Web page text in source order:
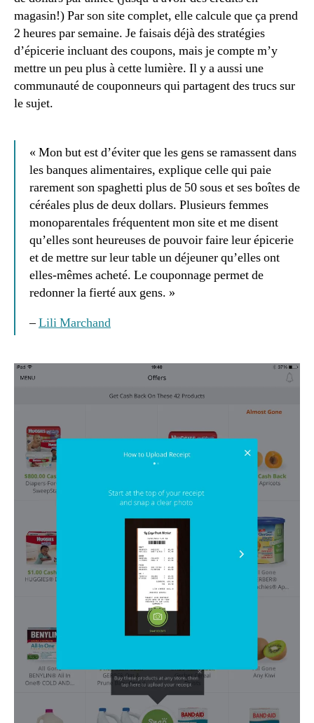
magasin!) Par son site complet, elle calcule que ça prend
2 heures par semaine. Je faisais déjà des stratégies
d’épicerie incluant des coupons, mais je compte m’y
mettre un peu plus à cette lumière. Il y a aussi une
communauté de couponneurs qui partagent des trucs sur
le sujet.
« Mon but est d’éviter que les gens se ramassent dans
les banques alimentaires, explique celle qui paie
rarement son spaghetti plus de 50 sous et ses boîtes de
céréales plus de deux dollars. Plusieurs femmes
monoparentales fréquentent mon site et me disent
qu’elles sont heureuses de pouvoir faire leur épicerie
et de mettre sur leur table un déjeuner qu’elles ont
elles-mêmes acheté. Le couponnage permet de
redonner la fierté aux gens. »
–Lili Marchand